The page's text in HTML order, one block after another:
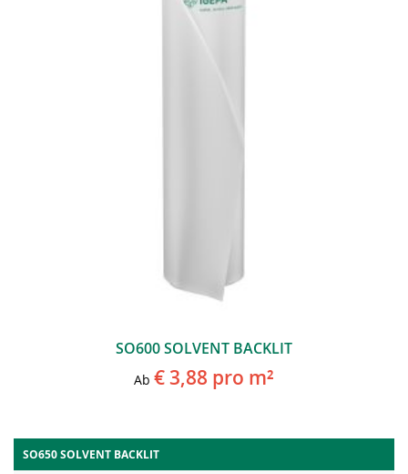
SO600 SOLVENT BACKLIT
Ab € 3,88 pro m²
SO650 SOLVENT BACKLIT